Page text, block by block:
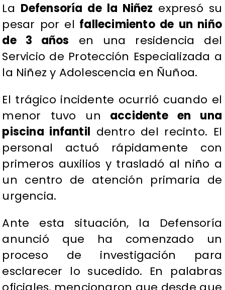
La Defensoría de la Niñez expresó su
pesar por el fallecimiento de un niño
de 3 años en una residencia del
Servicio de Protección Especializada a
la Niñez y Adolescencia en Ñuñoa.
El trágico incidente ocurrió cuando el
menor tuvo un accidente en una
piscina infantil dentro del recinto. El
personal actuó rápidamente con
primeros auxilios y trasladó al niño a
un centro de atención primaria de
urgencia.
Ante esta situación, la Defensoría
anunció que ha comenzado un
proceso de investigación para
esclarecer lo sucedido. En palabras